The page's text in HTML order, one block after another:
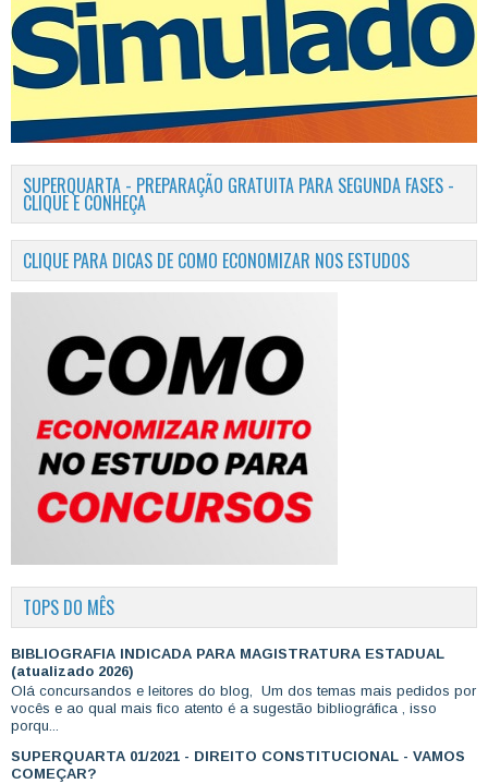
SUPERQUARTA - PREPARAÇÃO GRATUITA PARA SEGUNDA FASES -
CLIQUE E CONHEÇA
CLIQUE PARA DICAS DE COMO ECONOMIZAR NOS ESTUDOS
TOPS DO MÊS
BIBLIOGRAFIA INDICADA PARA MAGISTRATURA ESTADUAL
(atualizado 2026)
Olá concursandos e leitores do blog, Um dos temas mais pedidos por
vocês e ao qual mais fico atento é a sugestão bibliográfica , isso
porqu...
SUPERQUARTA 01/2021 - DIREITO CONSTITUCIONAL - VAMOS
COMEÇAR?